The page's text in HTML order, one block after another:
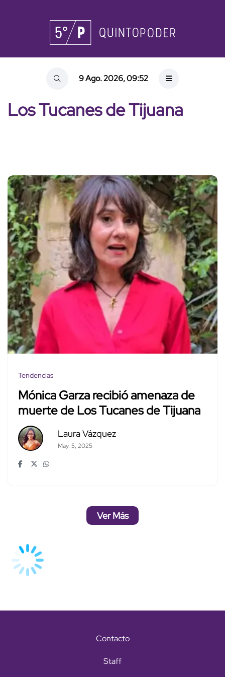
9 Ago. 2026, 09:52
Los Tucanes de Tijuana
Tendencias
Mónica Garza recibió amenaza de
muerte de Los Tucanes de Tijuana
Laura Vázquez
May. 5, 2025
Ver Más
Contacto
Staff